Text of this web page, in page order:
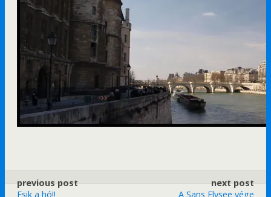
previous post
Esik a hó!!
next post
A Sans Elysee vége